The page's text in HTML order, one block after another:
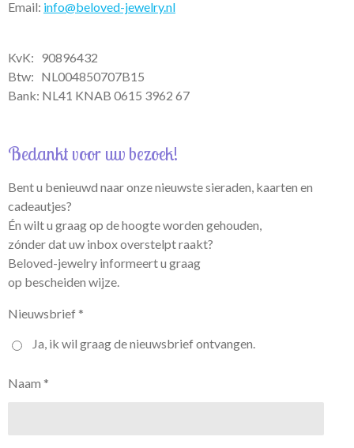
Email: info@beloved-jewelry.nl
KvK: 90896432
Btw: NL004850707B15
Bank: NL41 KNAB 0615 3962 67
Bedankt voor uw bezoek!
Bent u benieuwd naar onze nieuwste sieraden, kaarten en
cadeautjes?
Én wilt u graag op de hoogte worden gehouden,
zónder dat uw inbox overstelpt raakt?
Beloved-jewelry informeert u graag
op bescheiden wijze.
Nieuwsbrief *
Ja, ik wil graag de nieuwsbrief ontvangen.
Naam *